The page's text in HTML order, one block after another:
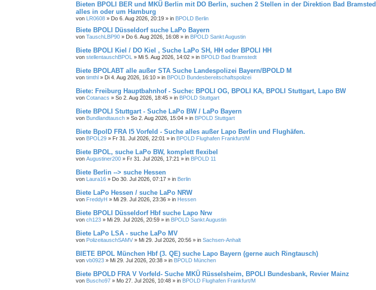
Bieten BPOLI BER und MKÜ Berlin mit DO Berlin, suchen 2 Stellen in der Direktion Bad
alles in oder um Hamburg
von LR0608 » Do 6. Aug 2026, 20:19 » in BPOLD Berlin
Biete BPOLI Düsseldorf suche LaPo Bayern
von TauschLBP90 » Do 6. Aug 2026, 16:08 » in BPOLD Sankt Augustin
Biete BPOLI Kiel / DO Kiel , Suche LaPo SH, HH oder BPOLI HH
von stellentauschBPOL » Mi 5. Aug 2026, 14:02 » in BPOLD Bad Bramstedt
Biete BPOLABT alle außer STA Suche Landespolizei Bayern/BPOLD M
von timthl » Di 4. Aug 2026, 16:10 » in BPOLD Bundesbereitschaftspolizei
Biete: Freiburg Hauptbahnhof - Suche: BPOLI OG, BPOLI KA, BPOLI Stuttgart, Lapo BW
von Cotanacs » So 2. Aug 2026, 18:45 » in BPOLD Stuttgart
Biete BPOLI Stuttgart - Suche LaPo BW / LaPo Bayern
von Bundlandtausch » So 2. Aug 2026, 15:04 » in BPOLD Stuttgart
Biete BpolD FRA I5 Vorfeld - Suche alles außer Lapo Berlin und Flughäfen.
von BPOL29 » Fr 31. Jul 2026, 22:01 » in BPOLD Flughafen Frankfurt/M
Biete BPOL, suche LaPo BW, komplett flexibel
von Augustiner200 » Fr 31. Jul 2026, 17:21 » in BPOLD 11
Biete Berlin --> suche Hessen
von Laura16 » Do 30. Jul 2026, 07:17 » in Berlin
Biete LaPo Hessen / suche LaPo NRW
von FreddyH » Mi 29. Jul 2026, 23:36 » in Hessen
Biete BPOLI Düsseldorf Hbf suche Lapo Nrw
von ch123 » Mi 29. Jul 2026, 20:59 » in BPOLD Sankt Augustin
Biete LaPo LSA - suche LaPo MV
von PolizeitauschSAMV » Mi 29. Jul 2026, 20:56 » in Sachsen-Anhalt
BIETE BPOL München Hbf (3. QE) suche Lapo Bayern (gerne auch Ringtausch)
von vb0923 » Mi 29. Jul 2026, 20:38 » in BPOLD München
Biete BPOLD FRA V Vorfeld- Suche MKÜ Rüsselsheim, BPOLI Bundesbank, Revier Mainz
von Buscho97 » Mo 27. Jul 2026, 10:48 » in BPOLD Flughafen Frankfurt/M